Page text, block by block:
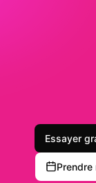
Essayer